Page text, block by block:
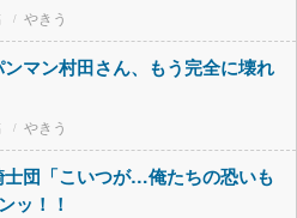
やきう
ンマン村田さん、もう完全に壊れ
やきう
士団「こいつが…俺たちの恐いも
ッ！！